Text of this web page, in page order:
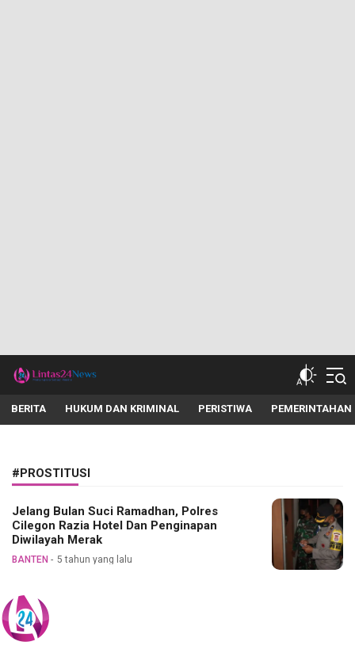
lintas24news.com
Menyingkap Setiap Realita
BERITA HUKUM DAN KRIMINAL PERISTIWA PEMERINTAHAN
#PROSTITUSI
Jelang Bulan Suci Ramadhan, Polres
Cilegon Razia Hotel Dan Penginapan
Diwilayah Merak
BANTEN 5 tahun yang lalu